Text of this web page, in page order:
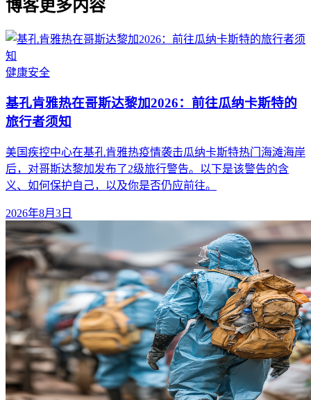
博客更多内容
健康安全
基孔肯雅热在哥斯达黎加2026：前往瓜纳卡斯特的
旅行者须知
美国疾控中心在基孔肯雅热疫情袭击瓜纳卡斯特热门海滩海岸
后，对哥斯达黎加发布了2级旅行警告。以下是该警告的含
义、如何保护自己，以及你是否仍应前往。
2026年8月3日